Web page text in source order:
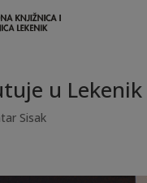
u Lekenik
Sisak